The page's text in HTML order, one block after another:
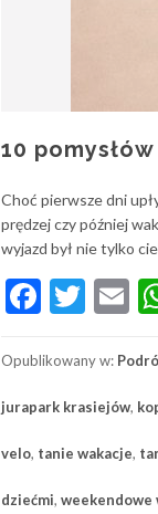
10
Choć pierwsze dni
prędzej czy później
wyjazd był nie tylko
Opublikowany w:
jurapark krasiejów,
velo, tanie wakacje,
dziećmi, weekendowe